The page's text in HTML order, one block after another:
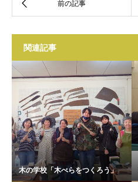
関連記事
木の学校「木べらをつくろう」